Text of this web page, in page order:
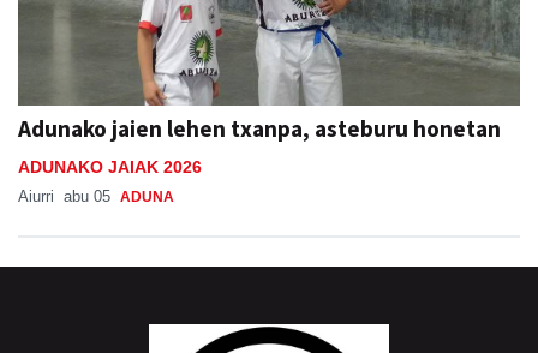
Adunako jaien lehen txanpa, asteburu honetan
ADUNAKO JAIAK 2026
Aiurri abu 05 ADUNA